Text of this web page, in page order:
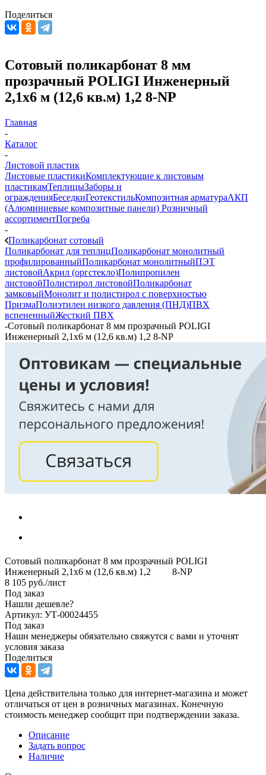
Поделиться
Сотовый поликарбонат 8 мм
прозрачный POLIGI Инженерный
2,1х6 м (12,6 кв.м) 1,2 8-NP
Главная
-
Каталог
-
Листовой пластик
Листовые пластикиКомплектующие к листовым
пластикамТеплицыЗаборы и
огражденияБеседкиГеотекстильКомпозитная арматураАКП
(Алюминиевые композитные панели) Розничный
ассортиментПогреба
-
Поликарбонат сотовый
Поликарбонат для теплицПоликарбонат монолитный
профилированныйПоликарбонат монолитныйПЭТ
листовойАкрил (оргстекло)Полипропилен
листовойПолистирол листовойПоликарбонат
замковыйМонолит и полистирол с поверхностью
ПризмаПолиэтилен низкого давления (ПНД)ПВХ
вспененныйЖесткий ПВХ
-Сотовый поликарбонат 8 мм прозрачный POLIGI
Инженерный 2,1х6 м (12,6 кв.м) 1,2 8-NP
Сотовый поликарбонат 8 мм прозрачный POLIGI
Инженерный 2,1х6 м (12,6 кв.м) 1,2 8-NP
8 105 руб./лист
Под заказ
Нашли дешевле?
Артикул: УТ-00024455
Под заказ
Наши менеджеры обязательно свяжутся с вами и уточнят
условия заказа
Поделиться
Цена действительна только для интернет-магазина и может
отличаться от цен в розничных магазинах. Конечную
стоимость менеджер сообщит при подтверждении заказа.
Описание
Задать вопрос
Наличие